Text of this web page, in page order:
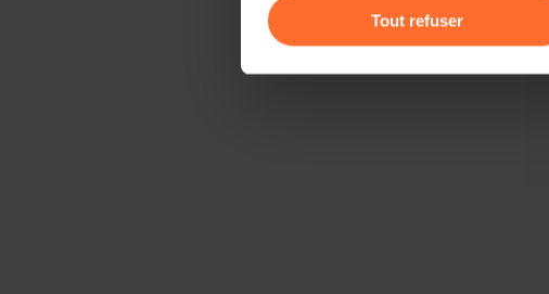
gauche de chaque page.
Tout refuser